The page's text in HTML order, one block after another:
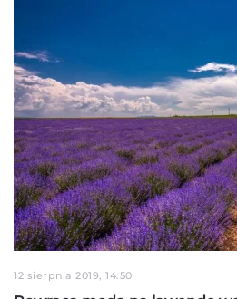
12 sierpnia 2019, 14:50